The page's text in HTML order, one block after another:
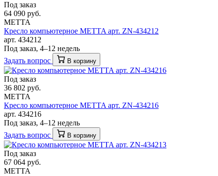
Под заказ
64 090 руб.
METTA
Кресло компьютерное METTA арт. ZN-434212
арт. 434212
Под заказ, 4–12 недель
Задать вопрос
В корзину
Под заказ
36 802 руб.
METTA
Кресло компьютерное METTA арт. ZN-434216
арт. 434216
Под заказ, 4–12 недель
Задать вопрос
В корзину
Под заказ
67 064 руб.
METTA